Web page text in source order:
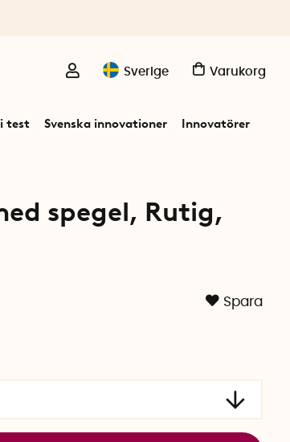
Sverige Varukorg
test Svenska innovationer Innovatörer
spegel, Rutig,
Spara